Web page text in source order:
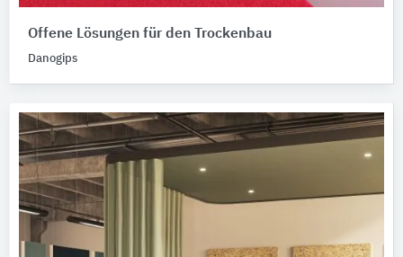
Offene Lösungen für den Trockenbau
Danogips